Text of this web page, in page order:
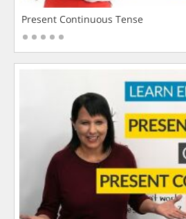
Present Continuous Tense